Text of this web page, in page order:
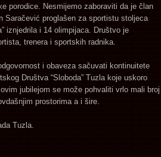
porodice. Nesmijemo zaboraviti da je član
Saračević proglašen za sportistu stoljeca
iznjedrila i 14 olimpijaca. Društvo je
trenera i sportskih radnika.
i obaveza sačuvati kontinuitete
Društva “Sloboda” Tuzla koje uskoro
jubilejom se može pohvaliti vrlo mali broj
prostorima a i šire.
Tuzla.